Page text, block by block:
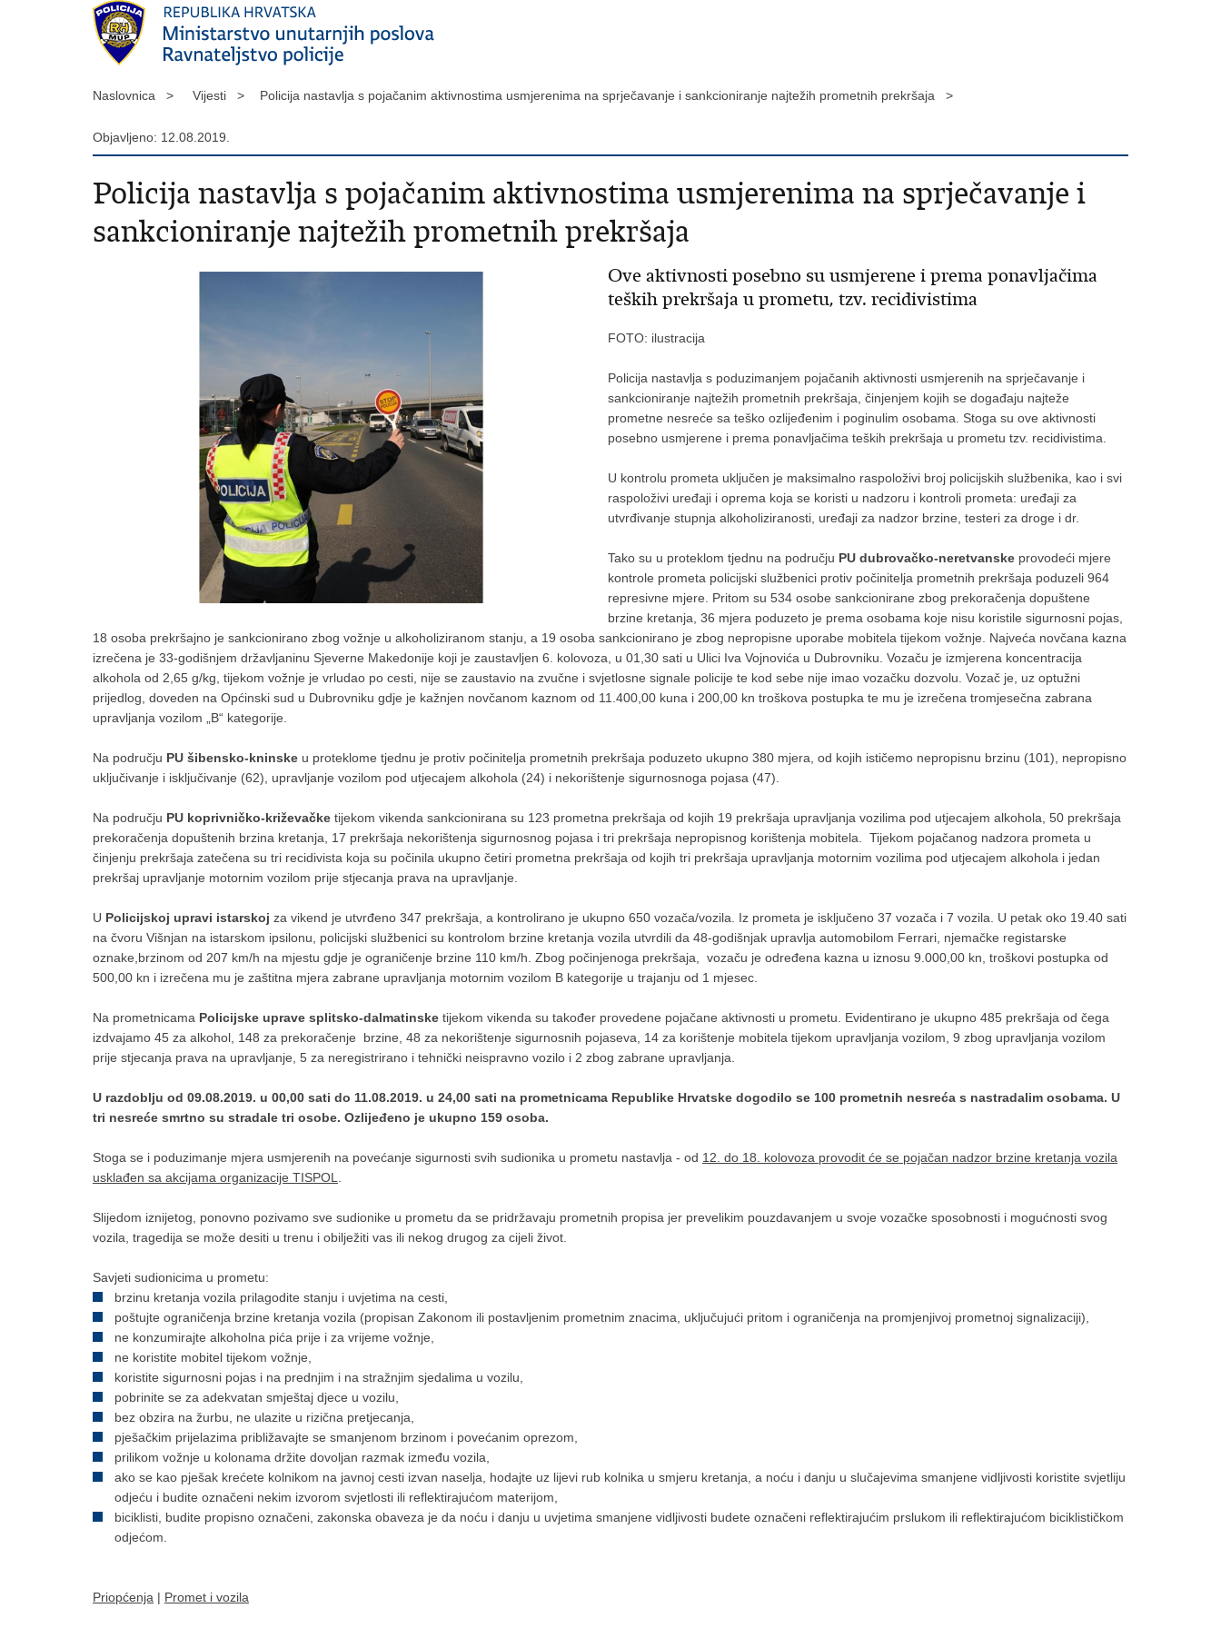
Naslovnica > Vijesti > Policija nastavlja s pojačanim aktivnostima usmjerenima na sprječavanje i sankcioniranje najtežih prometnih prekršaja >
Objavljeno: 12.08.2019.
Policija nastavlja s pojačanim aktivnostima usmjerenima na sprječavanje i
sankcioniranje najtežih prometnih prekršaja
Ove aktivnosti posebno su usmjerene i prema ponavljačima
teških prekršaja u prometu, tzv. recidivistima
FOTO: ilustracija
Policija nastavlja s poduzimanjem pojačanih aktivnosti usmjerenih na sprječavanje i
sankcioniranje najtežih prometnih prekršaja, činjenjem kojih se događaju najteže
prometne nesreće sa teško ozlijeđenim i poginulim osobama. Stoga su ove aktivnosti
posebno usmjerene i prema ponavljačima teških prekršaja u prometu tzv. recidivistima.
U kontrolu prometa uključen je maksimalno raspoloživi broj policijskih službenika, kao i svi
raspoloživi uređaji i oprema koja se koristi u nadzoru i kontroli prometa: uređaji za
utvrđivanje stupnja alkoholiziranosti, uređaji za nadzor brzine, testeri za droge i dr.
Tako su u proteklom tjednu na području PU dubrovačko-neretvanske provodeći mjere
kontrole prometa policijski službenici protiv počinitelja prometnih prekršaja poduzeli 964
represivne mjere. Pritom su 534 osobe sankcionirane zbog prekoračenja dopuštene
brzine kretanja, 36 mjera poduzeto je prema osobama koje nisu koristile sigurnosni pojas,
18 osoba prekršajno je sankcionirano zbog vožnje u alkoholiziranom stanju, a 19 osoba sankcionirano je zbog nepropisne uporabe mobitela tijekom vožnje. Najveća novčana kazna
izrečena je 33-godišnjem državljaninu Sjeverne Makedonije koji je zaustavljen 6. kolovoza, u 01,30 sati u Ulici Iva Vojnovića u Dubrovniku. Vozaču je izmjerena koncentracija
alkohola od 2,65 g/kg, tijekom vožnje je vrludao po cesti, nije se zaustavio na zvučne i svjetlosne signale policije te kod sebe nije imao vozačku dozvolu. Vozač je, uz optužni
prijedlog, doveden na Općinski sud u Dubrovniku gdje je kažnjen novčanom kaznom od 11.400,00 kuna i 200,00 kn troškova postupka te mu je izrečena tromjesečna zabrana
upravljanja vozilom „B“ kategorije.
Na području PU šibensko-kninske u proteklome tjednu je protiv počinitelja prometnih prekršaja poduzeto ukupno 380 mjera, od kojih ističemo nepropisnu brzinu (101), nepropisno
uključivanje i isključivanje (62), upravljanje vozilom pod utjecajem alkohola (24) i nekorištenje sigurnosnoga pojasa (47).
Na području PU koprivničko-križevačke tijekom vikenda sankcionirana su 123 prometna prekršaja od kojih 19 prekršaja upravljanja vozilima pod utjecajem alkohola, 50 prekršaja
prekoračenja dopuštenih brzina kretanja, 17 prekršaja nekorištenja sigurnosnog pojasa i tri prekršaja nepropisnog korištenja mobitela. Tijekom pojačanog nadzora prometa u
činjenju prekršaja zatečena su tri recidivista koja su počinila ukupno četiri prometna prekršaja od kojih tri prekršaja upravljanja motornim vozilima pod utjecajem alkohola i jedan
prekršaj upravljanje motornim vozilom prije stjecanja prava na upravljanje.
U Policijskoj upravi istarskoj za vikend je utvrđeno 347 prekršaja, a kontrolirano je ukupno 650 vozača/vozila. Iz prometa je isključeno 37 vozača i 7 vozila. U petak oko 19.40 sati
na čvoru Višnjan na istarskom ipsilonu, policijski službenici su kontrolom brzine kretanja vozila utvrdili da 48-godišnjak upravlja automobilom Ferrari, njemačke registarske
oznake,brzinom od 207 km/h na mjestu gdje je ograničenje brzine 110 km/h. Zbog počinjenoga prekršaja, vozaču je određena kazna u iznosu 9.000,00 kn, troškovi postupka od
500,00 kn i izrečena mu je zaštitna mjera zabrane upravljanja motornim vozilom B kategorije u trajanju od 1 mjesec.
Na prometnicama Policijske uprave splitsko-dalmatinske tijekom vikenda su također provedene pojačane aktivnosti u prometu. Evidentirano je ukupno 485 prekršaja od čega
izdvajamo 45 za alkohol, 148 za prekoračenje brzine, 48 za nekorištenje sigurnosnih pojaseva, 14 za korištenje mobitela tijekom upravljanja vozilom, 9 zbog upravljanja vozilom
prije stjecanja prava na upravljanje, 5 za neregistrirano i tehnički neispravno vozilo i 2 zbog zabrane upravljanja.
U razdoblju od 09.08.2019. u 00,00 sati do 11.08.2019. u 24,00 sati na prometnicama Republike Hrvatske dogodilo se 100 prometnih nesreća s nastradalim osobama. U
tri nesreće smrtno su stradale tri osobe. Ozlijeđeno je ukupno 159 osoba.
Stoga se i poduzimanje mjera usmjerenih na povećanje sigurnosti svih sudionika u prometu nastavlja - od 12. do 18. kolovoza provodit će se pojačan nadzor brzine kretanja vozila
usklađen sa akcijama organizacije TISPOL
Slijedom iznijetog, ponovno pozivamo sve sudionike u prometu da se pridržavaju prometnih propisa jer prevelikim pouzdavanjem u svoje vozačke sposobnosti i mogućnosti svog
vozila, tragedija se može desiti u trenu i obilježiti vas ili nekog drugog za cijeli život.
Savjeti sudionicima u prometu:
brzinu kretanja vozila prilagodite stanju i uvjetima na cesti,
poštujte ograničenja brzine kretanja vozila (propisan Zakonom ili postavljenim prometnim znacima, uključujući pritom i ograničenja na promjenjivoj prometnoj signalizaciji),
ne konzumirajte alkoholna pića prije i za vrijeme vožnje,
ne koristite mobitel tijekom vožnje,
koristite sigurnosni pojas i na prednjim i na stražnjim sjedalima u vozilu,
pobrinite se za adekvatan smještaj djece u vozilu,
bez obzira na žurbu, ne ulazite u rizična pretjecanja,
pješačkim prijelazima približavajte se smanjenom brzinom i povećanim oprezom,
prilikom vožnje u kolonama držite dovoljan razmak između vozila,
ako se kao pješak krećete kolnikom na javnoj cesti izvan naselja, hodajte uz lijevi rub kolnika u smjeru kretanja, a noću i danju u slučajevima smanjene vidljivosti koristite svjetliju
odjeću i budite označeni nekim izvorom svjetlosti ili reflektirajućom materijom,
biciklisti, budite propisno označeni, zakonska obaveza je da noću i danju u uvjetima smanjene vidljivosti budete označeni reflektirajućim prslukom ili reflektirajućom biciklističkom
odjećom.
Priopćenja | Promet i vozila